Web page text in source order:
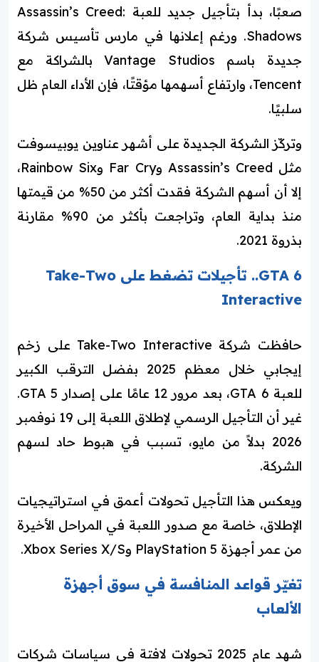
صعبًا، بدأ بتأجيل جديد للعبة Assassin’s Creed:
Shadows. ورغم إعلانها في مارس تأسيس شركة
جديدة باسم Vantage Studios بالشراكة مع
Tencent، وارتفاع أسهمها مؤقتًا، فإن الأداء العام ظل
سلبيًا.
وتركّز الشركة الجديدة على أشهر عناوين يوبيسوفت
مثل Assassin’s Creed وFar Cry وRainbow Six،
إلا أن أسهم الشركة فقدت أكثر من 50% من قيمتها
منذ بداية العام، وتراجعت بأكثر من 90% مقارنة
بذروة 2021.
GTA 6.. تأجيلات تضغط على Take-Two
Interactive
حافظت شركة Take-Two Interactive على زخم
إيجابي خلال معظم 2025 بفضل الترقب الكبير
للعبة GTA 6، بعد مرور 12 عامًا على إصدار GTA 5.
غير أن التأجيل الرسمي لإطلاق اللعبة إلى 19 نوفمبر
2026 بدلاً من مايو، تسبب في هبوط حاد لسهم
الشركة.
ويعكس هذا التأجيل تحولات أعمق في استراتيجيات
الإطلاق، خاصة مع صدور اللعبة في المراحل الأخيرة
من عمر أجهزة PlayStation 5 وXbox Series X/S.
تغيّر قواعد المنافسة في سوق أجهزة
الألعاب
شهد عام 2025 تحولات لافتة في سياسات شركات